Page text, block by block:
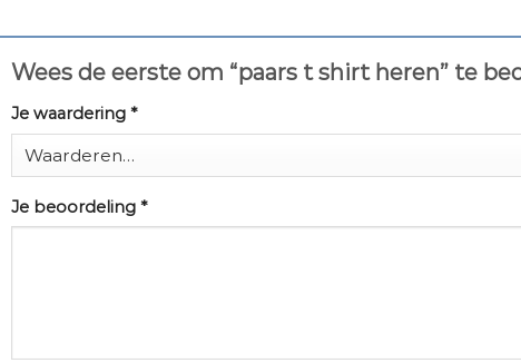
Wees de eerste om “paars t shirt heren” te
Je waardering *
Je beoordeling *